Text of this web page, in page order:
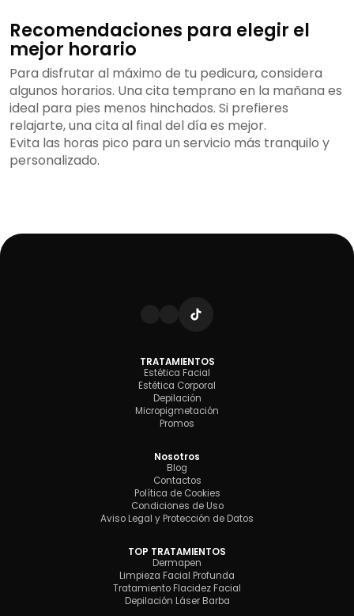
Recomendaciones para elegir el
mejor horario
Para disfrutar al máximo de tu pedicura, considera
algunos horarios. Una cita temprano en la mañana es
ideal para pies menos hinchados. Si prefieres
relajarte, una cita al final del día es mejor.
Evita las horas pico para un servicio más tranquilo y
personalizado.
TRATAMIENTOS
Estética Facial
Estética Corporal
Depilación
Micropigmetación
Promos
Nosotros
Blog
Contactos
Política de Cookies
Condiciones de Uso
Aviso Legal y Protección de Datos
TOP TRATAMIENTOS
Dermapen
Limpieza Facial Profunda
Tratamiento Flacidez Facial
Depilación Láser Barba